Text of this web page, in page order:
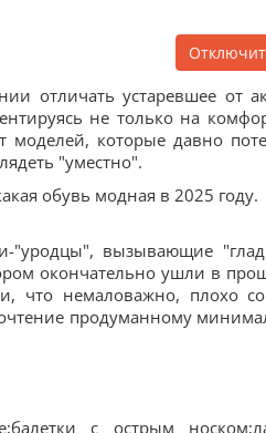
отличать устаревшее от
не только на
моделей, которые давно
"уместно".
обувь модная в 2025 году.
"уродцы", вызывающие
окончательно ушли в
что немаловажно, плохо
продуманному
с острым